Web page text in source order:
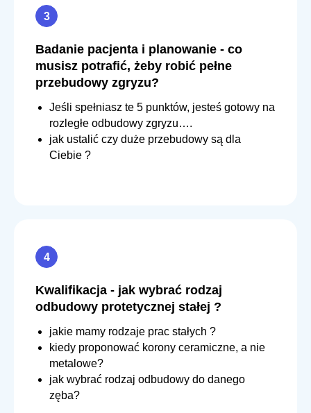
Badanie pacjenta i planowanie - co
musisz potrafić, żeby robić pełne
przebudowy zgryzu?
Jeśli spełniasz te 5 punktów, jesteś gotowy na
rozległe odbudowy zgryzu….
jak ustalić czy duże przebudowy są dla
Ciebie ?
Kwalifikacja - jak wybrać rodzaj
odbudowy protetycznej stałej ?
jakie mamy rodzaje prac stałych ?
kiedy proponować korony ceramiczne, a nie
metalowe?
jak wybrać rodzaj odbudowy do danego
zęba?